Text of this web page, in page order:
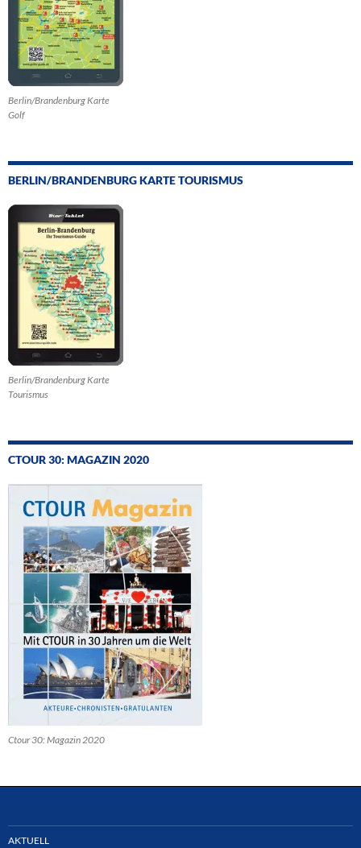
Berlin/Brandenburg Karte
Golf
BERLIN/BRANDENBURG KARTE TOURISMUS
Berlin/Brandenburg Karte
Tourismus
CTOUR 30: MAGAZIN 2020
Ctour 30: Magazin 2020
AKTUELL